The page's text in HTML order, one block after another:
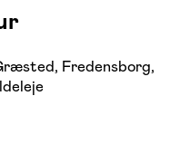
Fredensborg,